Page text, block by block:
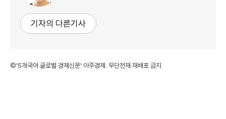
기자의 다른기사
©'5개국어 글로벌 경제신문' 아주경제. 무단전재·재배포 금지